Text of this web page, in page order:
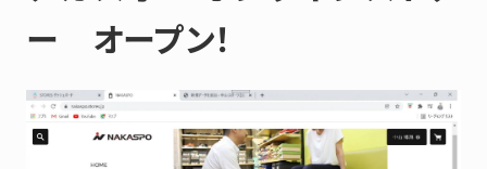
ー オープン！